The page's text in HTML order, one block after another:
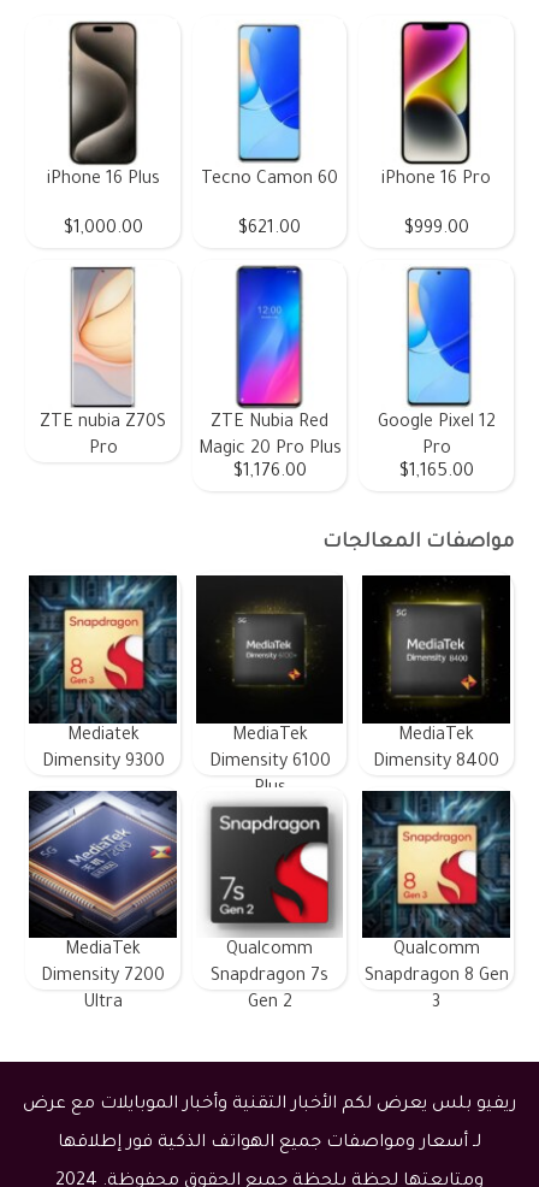
iPhone 16 Pro
$999.00
Tecno Camon 60
$621.00
iPhone 16 Plus
$1,000.00
Google Pixel 12
Pro
$1,165.00
ZTE Nubia Red
Magic 20 Pro Plus
$1,176.00
ZTE nubia Z70S
Pro
مواصفات المعالجات
MediaTek
Dimensity 8400
MediaTek
Dimensity 6100
Plus
Mediatek
Dimensity 9300
Qualcomm
Snapdragon 8 Gen
3
Qualcomm
Snapdragon 7s
Gen 2
MediaTek
Dimensity 7200
Ultra
ريفيو بلس يعرض لكم الأخبار التقنية وأخبار الموبايلات مع عرض
لـ أسعار ومواصفات جميع الهواتف الذكية فور إطلاقها
ومتابعتها لحظة بلحظة جميع الحقوق محفوظة. 2024